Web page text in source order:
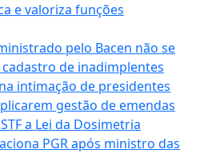
e valoriza funções
pelo Bacen não se
de inadimplentes
intimação de presidentes
gestão de emendas
a Lei da Dosimetria
PGR após ministro das